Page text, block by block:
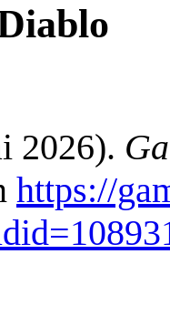
2026).
https://